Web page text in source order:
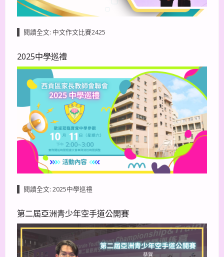
閱讀全文: 中文作文比賽2425
2025中學巡禮
閱讀全文: 2025中學巡禮
第二屆亞洲青少年空手道公開賽